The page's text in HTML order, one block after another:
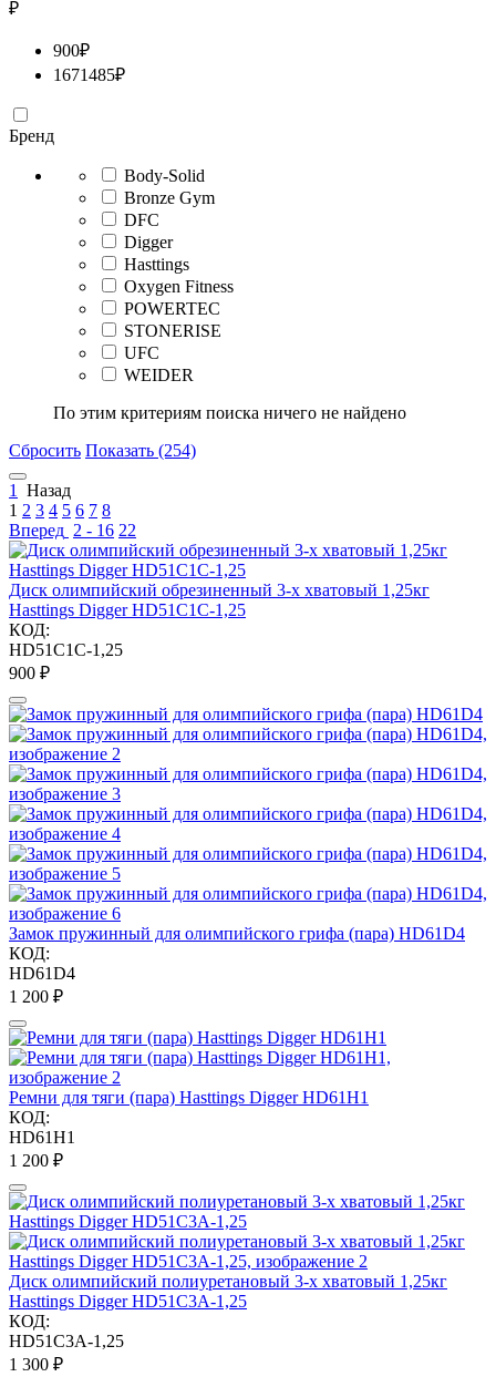
₽
900₽
1671485₽
Бренд
Body-Solid
Bronze Gym
DFC
Digger
Hasttings
Oxygen Fitness
POWERTEC
STONERISE
UFC
WEIDER
По этим критериям поиска ничего не найдено
Сбросить Показать (254)
1
Назад
1 2 3 4 5 6 7 8
Вперед 2 - 16 22
Диск олимпийский обрезиненный 3-х хватовый 1,25кг
Hasttings Digger HD51C1C-1,25
КОД:
HD51C1C-1,25
‍900‍ ₽
Замок пружинный для олимпийского грифа (пара) HD61D4
КОД:
HD61D4
1 200 ₽
Ремни для тяги (пара) Hasttings Digger HD61H1
КОД:
HD61H1
1 200 ₽
Диск олимпийский полиуретановый 3-х хватовый 1,25кг
Hasttings Digger HD51C3A-1,25
КОД:
HD51C3A-1,25
1 300 ₽